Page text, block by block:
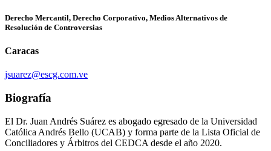
Derecho Mercantil, Derecho Corporativo, Medios Alternativos de
Resolución de Controversias
Caracas
jsuarez@escg.com.ve
Biografía
El Dr. Juan Andrés Suárez es abogado egresado de la Universidad
Católica Andrés Bello (UCAB) y forma parte de la Lista Oficial de
Conciliadores y Árbitros del CEDCA desde el año 2020.